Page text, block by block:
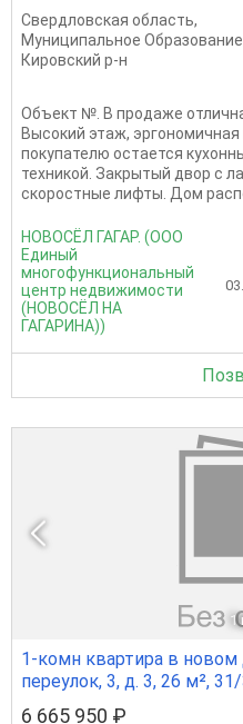
Свердловская область,
Муниципальное
Кировский р-н
Объект №. В продаже
Высокий этаж,
покупателю остается
техникой. Закрытый двор с
скоростные лифты. Дом
НОВОСЁЛ ГАГАР. (ООО
Единый
многофункциональный
центр недвижимости
(НОВОСЁЛ НА
ГАГАРИНА))
1
1-комн квартира в
переулок, 3, д. 3, 26 м²,
6 665 950 ₽